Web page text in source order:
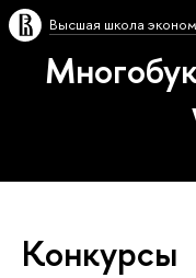
Высшая школа
Конкурсы